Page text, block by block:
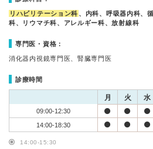
リハビリテーション科 、内科、呼吸器内科、
科、リウマチ科、アレルギー科、放射線科
専門医・資格：
消化器内視鏡専門医、腎臓専門医
診療時間
月 火 水
09:00-12:30
14:00-18:30
14:00-15:30